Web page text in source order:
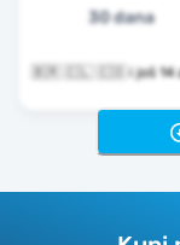
30 dana
🇧🇷 🇨🇱 🇨🇴 i